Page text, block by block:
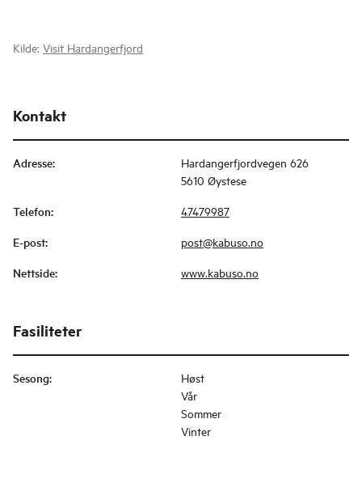
Kilde: Visit Hardangerfjord
Kontakt
Adresse:
Hardangerfjordvegen 626
5610 Øystese
Telefon: 47479987
E-post: post@kabuso.no
Nettside: www.kabuso.no
Fasiliteter
Sesong:
Høst
Vår
Sommer
Vinter